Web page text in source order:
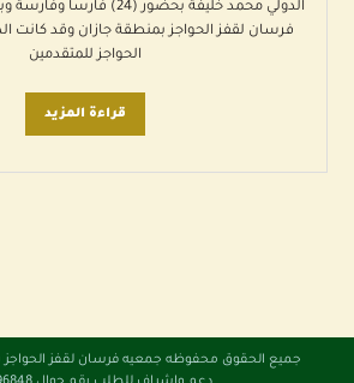
الدولي محمد خليفة بحضور
فرسان لقفز الحواجز بمنطقة جازان وقد كانت
الحواجز للمتقدمين
قراءة المزيد
جميع الحقوق محفوظه جمعيه فرسان لقفز